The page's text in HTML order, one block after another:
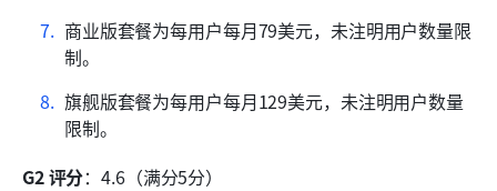
商业版套餐为每用户每月79美元，未注明用户数量限
制。
旗舰版套餐为每用户每月129美元，未注明用户数量
限制。
G2 评分：4.6（满分5分）